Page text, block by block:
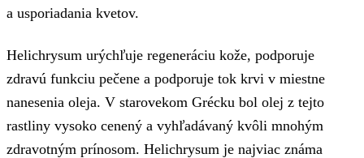
a usporiadania kvetov.
Helichrysum urýchľuje regeneráciu kože, podporuje
zdravú funkciu pečene a podporuje tok krvi v miestne
nanesenia oleja. V starovekom Grécku bol olej z tejto
rastliny vysoko cenený a vyhľadávaný kvôli mnohým
zdravotným prínosom. Helichrysum je najviac známa